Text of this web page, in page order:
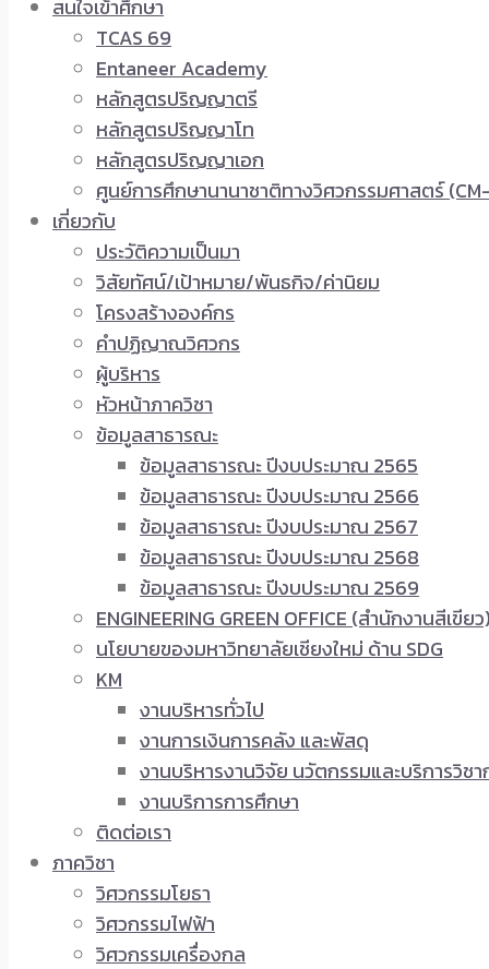
สนใจเข้าศึกษา
TCAS 69
Entaneer Academy
หลักสูตรปริญญาตรี
หลักสูตรปริญญาโท
หลักสูตรปริญญาเอก
ศูนย์การศึกษานานาชาติทางวิศวกรรมศาสตร์
เกี่ยวกับ
ประวัติความเป็นมา
วิสัยทัศน์/เป้าหมาย/พันธกิจ/ค่านิยม
โครงสร้างองค์กร
คำปฏิญาณวิศวกร
ผู้บริหาร
หัวหน้าภาควิชา
ข้อมูลสาธารณะ
ข้อมูลสาธารณะ ปีงบประมาณ 2565
ข้อมูลสาธารณะ ปีงบประมาณ 2566
ข้อมูลสาธารณะ ปีงบประมาณ 2567
ข้อมูลสาธารณะ ปีงบประมาณ 2568
ข้อมูลสาธารณะ ปีงบประมาณ 2569
ENGINEERING GREEN OFFICE (สำนักงานสีเขีย
นโยบายของมหาวิทยาลัยเชียงใหม่ ด้าน SDG
KM
งานบริหารทั่วไป
งานการเงินการคลัง และพัสดุ
งานบริหารงานวิจัย นวัตกรรมและบริการวิชา
งานบริการการศึกษา
ติดต่อเรา
ภาควิชา
วิศวกรรมโยธา
วิศวกรรมไฟฟ้า
วิศวกรรมเครื่องกล